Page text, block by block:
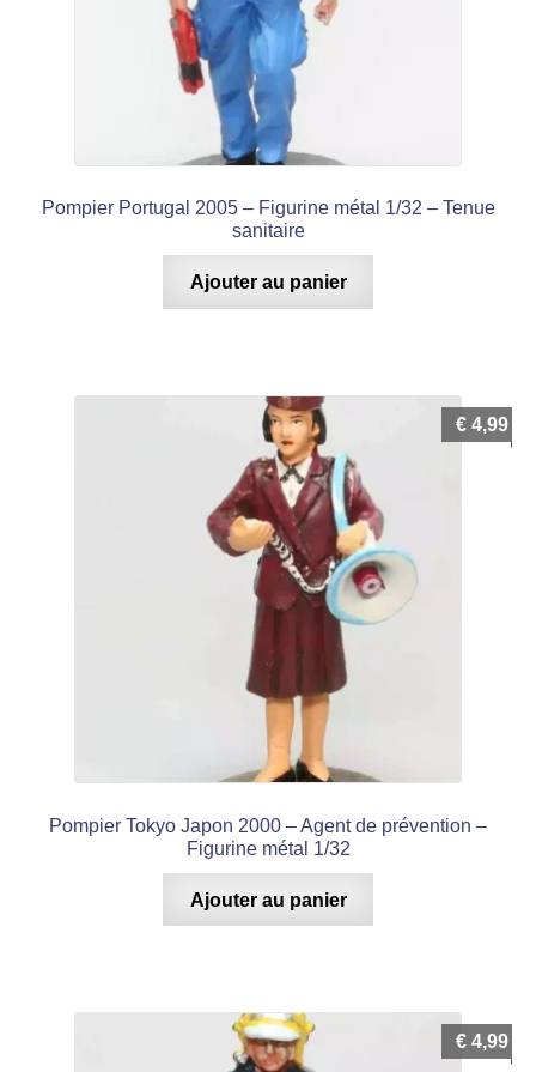
Pompier Portugal 2005 – Figurine métal 1/32 – Tenue
sanitaire
Ajouter au panier
Pompier Tokyo Japon 2000 – Agent de prévention –
Figurine métal 1/32
€ 4,99
Ajouter au panier
€ 4,99